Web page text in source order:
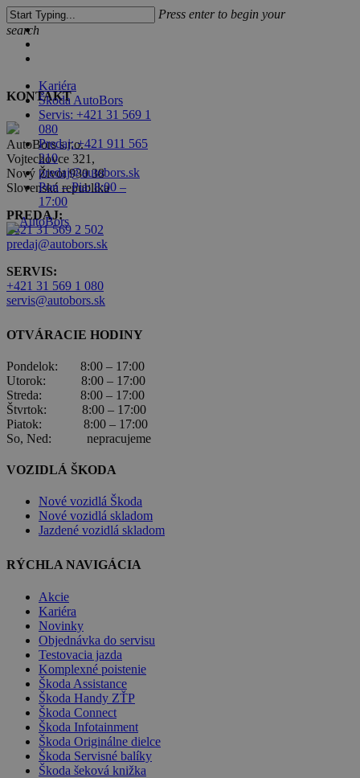
Skip
to
main
content
facebook
Kariéra
Škoda AutoBors
Servis: +421 31 569 1
080
Predaj: +421 911 565
210
predaj@autobors.sk
Pon – Pia: 8:00 –
17:00
Press enter to begin your
search
Close
Search
KONTAKT
AutoBors s.r.o.
Vojtechovce 321,
Nový Život 930 38
Slovenská republika
PREDAJ:
+421 31 569 2 502
predaj@autobors.sk
SERVIS:
+421 31 569 1 080
servis@autobors.sk
OTVÁRACIE HODINY
Pondelok: 8:00 – 17:00
Utorok: 8:00 – 17:00
Streda: 8:00 – 17:00
Štvrtok: 8:00 – 17:00
Piatok: 8:00 – 17:00
So, Ned: nepracujeme
VOZIDLÁ ŠKODA
Nové vozidlá Škoda
Nové vozidlá skladom
Jazdené vozidlá skladom
RÝCHLA NAVIGÁCIA
Akcie
Kariéra
Novinky
Objednávka do servisu
Testovacia jazda
Komplexné poistenie
Škoda Assistance
Škoda Handy ZŤP
Škoda Connect
Škoda Infotainment
Škoda Originálne dielce
Škoda Servisné balíky
Škoda šeková knižka